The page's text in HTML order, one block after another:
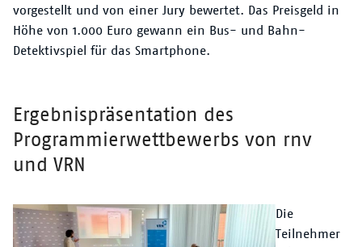
vorgestellt und von einer Jury bewertet. Das Preisgeld in
Höhe von 1.000 Euro gewann ein Bus- und Bahn-
Detektivspiel für das Smartphone.
Überschrift
Ergebnispräsentation des
Programmierwettbewerbs von rnv
und VRN
Text
Die
Teilnehmer